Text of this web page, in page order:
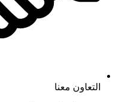
التعاون معنا